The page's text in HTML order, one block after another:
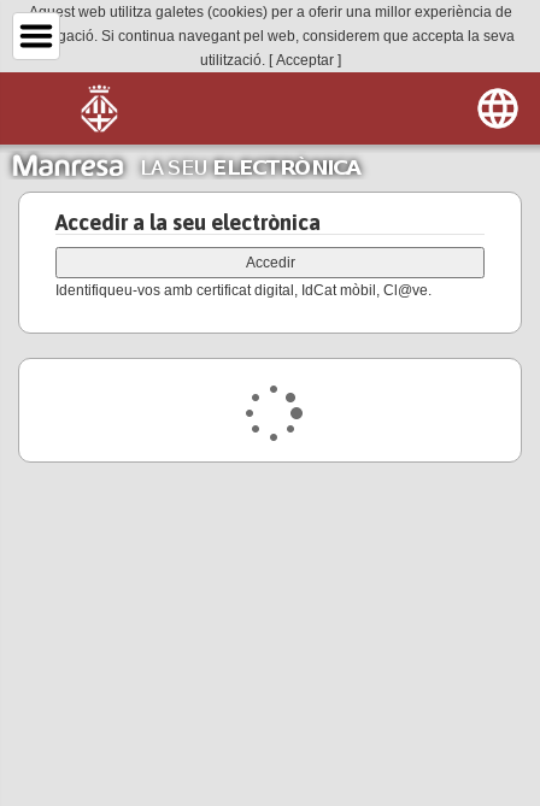
Aquest web utilitza galetes (cookies) per a oferir una millor experiència de
navegació. Si continua navegant pel web, considerem que accepta la seva
utilització. [ Acceptar ]
Accedir a la seu electrònica
Identifiqueu-vos amb certificat digital, IdCat mòbil, Cl@ve.